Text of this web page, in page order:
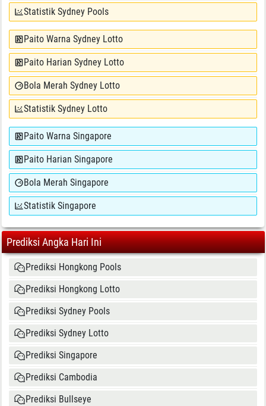
Statistik Sydney Pools
Paito Warna Sydney Lotto
Paito Harian Sydney Lotto
Bola Merah Sydney Lotto
Statistik Sydney Lotto
Paito Warna Singapore
Paito Harian Singapore
Bola Merah Singapore
Statistik Singapore
Prediksi Angka Hari Ini
Prediksi Hongkong Pools
Prediksi Hongkong Lotto
Prediksi Sydney Pools
Prediksi Sydney Lotto
Prediksi Singapore
Prediksi Cambodia
Prediksi Bullseye